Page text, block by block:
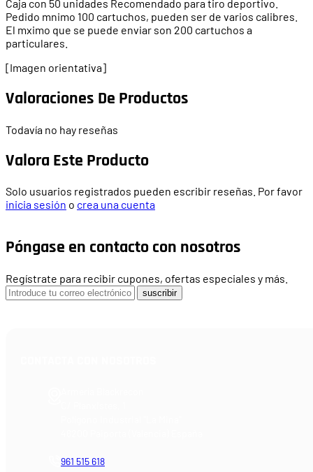
Caja con 50 unidades Recomendado para tiro deportivo.
Pedido mnimo 100 cartuchos, pueden ser de varios calibres.
El mximo que se puede enviar son 200 cartuchos a
particulares.
[Imagen orientativa]
Valoraciones De Productos
Todavía no hay reseñas
Valora Este Producto
Solo usuarios registrados pueden escribir reseñas. Por favor
inicia sesión o crea una cuenta
Póngase en contacto con nosotros
Regístrate para recibir cupones, ofertas especiales y más.
suscribir
961 515 618